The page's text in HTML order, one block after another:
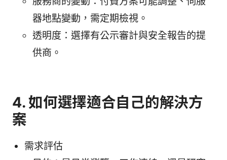
器地點變動，需定期檢視。
透明度：選擇有公示審計與安全報告的提
供商。
4. 如何選擇適合自己的解決方
案
需求評估